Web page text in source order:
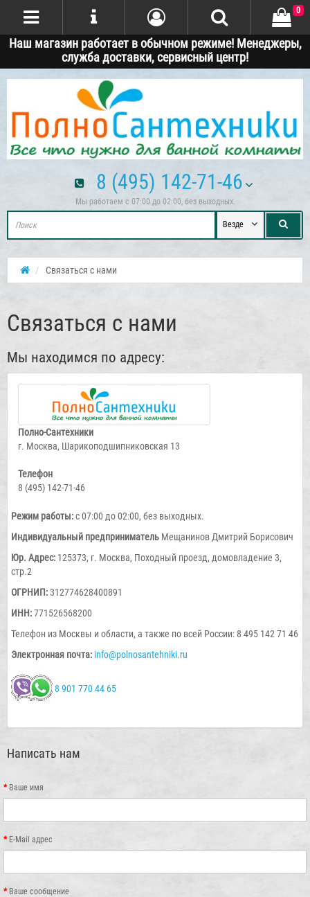
Наш магазин работает в обычном режиме! Менеджеры,
служба доставки, сервисный центр!
8 (495) 142-71-46
Мы работаем с 07:00 до 02:00, без выходных.
Везде
0
Связаться с нами
Связаться с нами
Мы находимся по адресу:
Полно-Сантехники
г. Москва, Шарикоподшипниковская 13
Телефон
8 (495) 142-71-46
Режим работы:с 07:00 до 02:00, без выходных.
Индивидуальный предприниматель Мещанинов Дмитрий Борисович
Юр. Адрес: 125373, г. Москва, Походный проезд, домовладение 3,
стр.2
ОГРНИП:‎312774628400891
ИНН:‎771526568200
Телефон из Москвы и области, а также по всей России: 8 495 142 71 46
Электронная почта: info@polnosantehniki.ru
8 901 770 44 65
Написать нам
Ваше имя
E-Mail адрес
Ваше сообщение